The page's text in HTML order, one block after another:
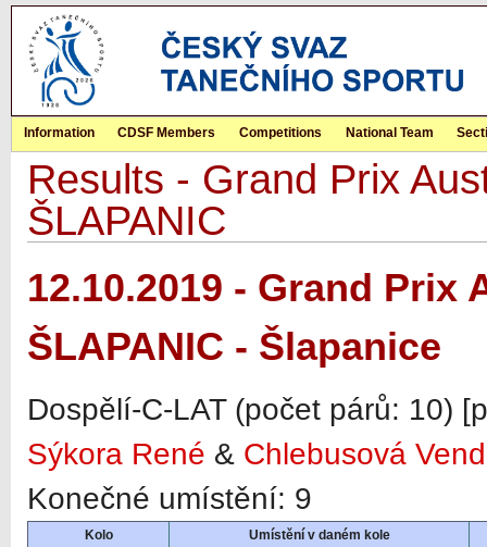
Information CDSF Members Competitions National Team
Results - Grand Prix
ŠLAPANIC
12.10.2019 - Grand Prix
ŠLAPANIC - Šlapanice
Dospělí-C-LAT (počet párů: 10)
Sýkora René & Chlebusová
Konečné umístění: 9
Kolo
Umístění v daném kole